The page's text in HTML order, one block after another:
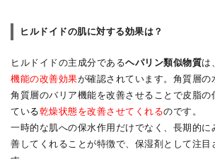
ヒルドイドの肌に対する効果は？
ヒルドイドの主成分であるヘパリン類似物質は
機能の改善効果が確認されています。角質層の
角質層のバリア機能を改善させることで皮脂の
ている乾燥状態を改善させてくれるのです。
一時的な肌への保水作用だけでなく、長期的に
善してくれることが特徴で、保湿剤として注目